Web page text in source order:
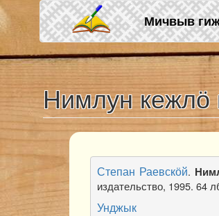
Skip to main content
Мичвыв
Нимлун кежлӧ
Степан Раевскӧй.
издательство, 1995. 64
Унджык